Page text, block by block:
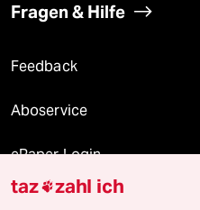
Fragen & Hilfe
Feedback
Aboservice
ePaper Login
Downloads für Abonnierende
taz zahl ich